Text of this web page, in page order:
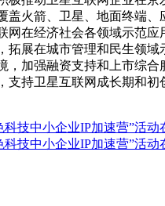
盖火箭、卫星、地面终端、
网在经济社会各领域示范应
拓展在城市管理和民生领域
，加强融资支持和上市综合
支持卫星互联网成长期和初
科技中小企业IP加速营”活动
科技中小企业IP加速营”活动